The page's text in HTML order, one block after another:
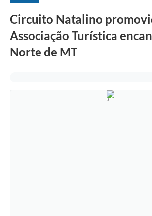
Circuito Natalino
Associação Turística
Norte de MT